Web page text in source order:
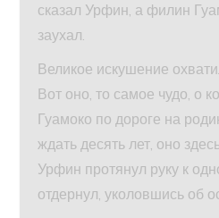
сказал Урфин, а филин
заухал.
Великое искушение
Вот оно, то самое чудо, о
Гуамоко по дороге на
ждать десять лет, оно
Урфин протянул руку к
отдернул, уколовшись об